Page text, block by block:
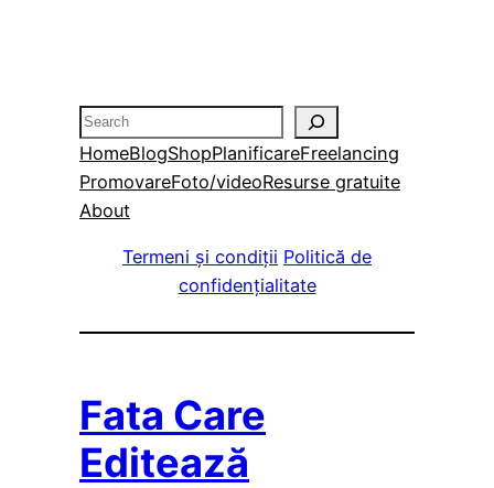
Search
HomeBlogShopPlanificareFreelancing
PromovareFoto/videoResurse gratuite
About
Termeni și condiții Politică de
confidențialitate
Fata Care
Editează